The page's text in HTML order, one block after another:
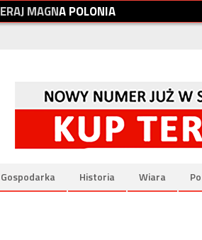
ERAJMAGNAPOLONIA
Gospodarka Historia Wiara